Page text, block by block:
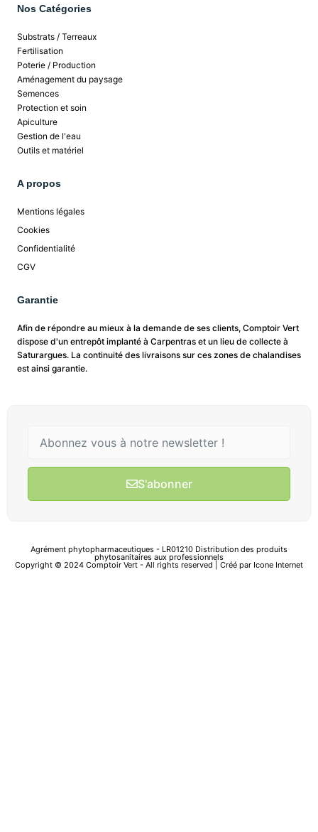
Nos Catégories
Substrats / Terreaux
Fertilisation
Poterie / Production
Aménagement du paysage
Semences
Protection et soin
Apiculture
Gestion de l'eau
Outils et matériel
A propos
Mentions légales
Cookies
Confidentialité
CGV
Garantie
Afin de répondre au mieux à la demande de ses clients, Comptoir Vert
dispose d'un entrepôt implanté à Carpentras et un lieu de collecte à
Saturargues. La continuité des livraisons sur ces zones de chalandises
est ainsi garantie.
S'abonner
Agrément phytopharmaceutiques - LR01210 Distribution des produits
phytosanitaires aux professionnels
Copyright © 2024 Comptoir Vert - All rights reserved | Créé par Icone Internet